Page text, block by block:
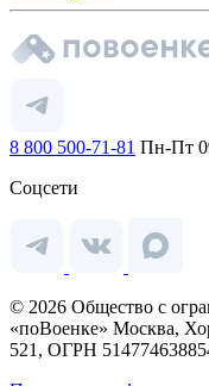
8 800 500-71-81 Пн-Пт
Соцсети
© 2026 Общество с
«поВоенке» Москва,
521, ОГРН